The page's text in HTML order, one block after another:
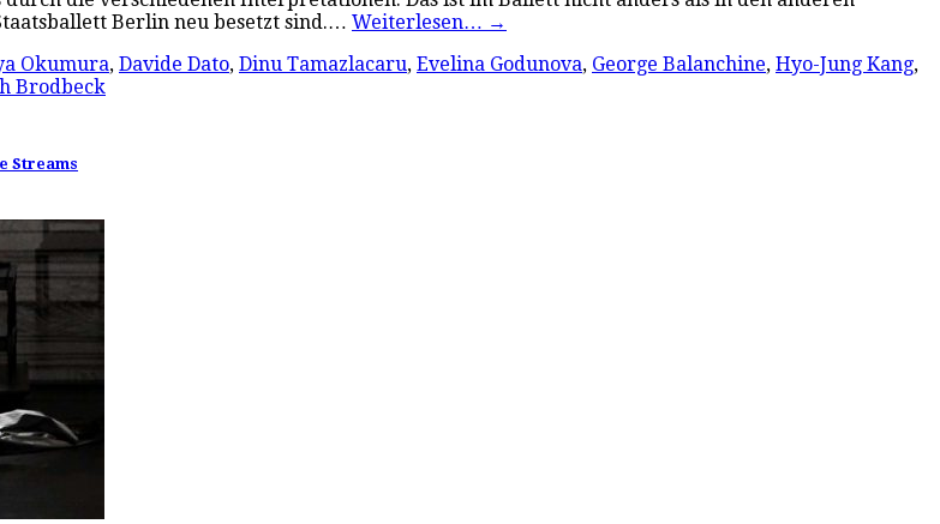
Berlin neu besetzt sind.… Weiterlesen… →
Okumura, Davide Dato, Dinu Tamazlacaru, Evelina Godunova, George Balanchine, Hyo-Jung Kang,
Brodbeck
Streams